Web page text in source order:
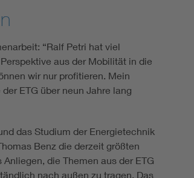
“Ralf Petri hat viel
aus der Mobilität in die
wir nur profitieren. Mein
ETG über neun Jahre lang
das Studium der Energietechnik
Benz die derzeit größten
die Themen aus der ETG
nach außen zu tragen. Das